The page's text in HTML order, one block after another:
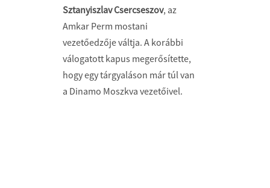
Sztanyiszlav Csercseszov, az
Amkar Perm mostani
vezetőedzője váltja. A korábbi
válogatott kapus megerősítette,
hogy egy tárgyaláson már túl van
a Dinamo Moszkva vezetőivel.